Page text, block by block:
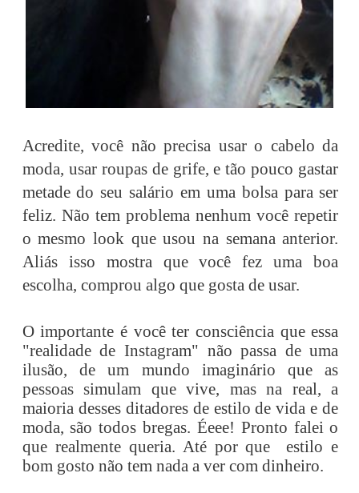
Acredite, você não precisa usar o cabelo da
moda, usar roupas de grife, e tão pouco gastar
metade do seu salário em uma bolsa para ser
feliz. Não tem problema nenhum você repetir
o mesmo look que usou na semana anterior.
Aliás isso mostra que você fez uma boa
escolha, comprou algo que gosta de usar.
O importante é você ter consciência que essa
"realidade de Instagram" não passa de uma
ilusão, de um mundo imaginário que as
pessoas simulam que vive, mas na real, a
maioria desses ditadores de estilo de vida e de
moda, são todos bregas. Éeee! Pronto falei o
que realmente queria. Até por que estilo e
bom gosto não tem nada a ver com dinheiro.